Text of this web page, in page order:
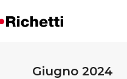
Giugno 2024